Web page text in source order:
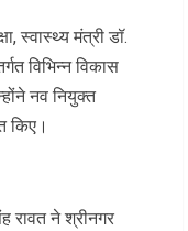
स्वास्थ्य मंत्री डॉ.
विभिन्न विकास
नव नियुक्त
किए।
रावत ने श्रीनगर